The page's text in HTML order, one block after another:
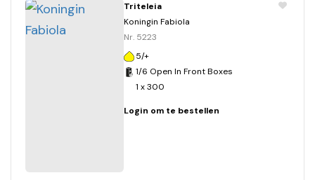
Triteleia
Koningin Fabiola
Nr. 5223
5/+
1/6 Open In Front Boxes
1 x 300
Login om te bestellen